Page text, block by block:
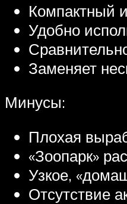
Компактный
Удобно
Заменяет
Минусы:
Плохая
«Зоопарк»
Узкое,
Отсутствие